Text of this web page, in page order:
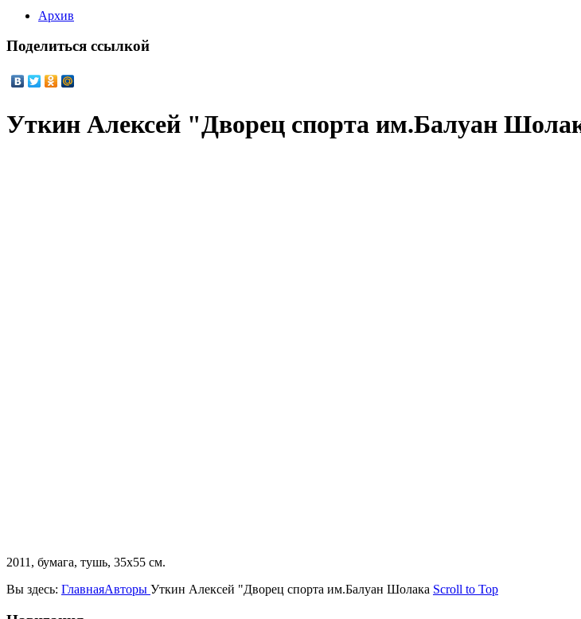
Архив
Поделиться ссылкой
Уткин Алексей "Дворец спорта им.Балуан
2011, бумага, тушь, 35х55 см.
Вы здесь: ГлавнаяАвторы Уткин Алексей "Дворец спорта им.Балуан Шолака Scroll to Top